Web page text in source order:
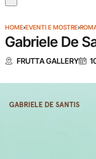
HOME›EVENTI E MOSTRE›
Gabriele De
FRUTTA GALLERY